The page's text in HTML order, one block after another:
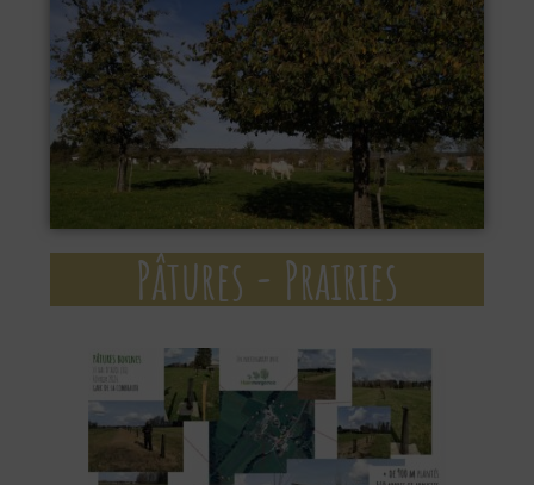
Pâtures - Prairies